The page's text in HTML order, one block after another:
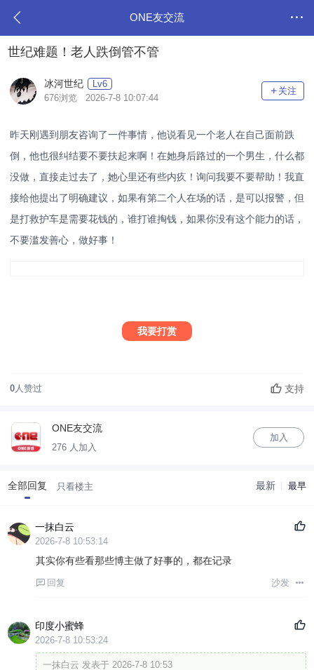
ONE友交流
世纪难题！老人跌倒管不管
冰河世纪
Lv6
676浏览 2026-7-8 10:07:44
关注
昨天刚遇到朋友咨询了一件事情，他说看见一个老人在自己面前跌
倒，他也很纠结要不要扶起来啊！在她身后路过的一个男生，什么都
没做，直接走过去了，她心里还有些内疚！询问我要不要帮助！我直
接给他提出了明确建议，如果有第二个人在场的话，是可以报警，但
是打救护车是需要花钱的，谁打谁掏钱，如果你没有这个能力的话，
不要滥发善心，做好事！
我要打赏
0人赞过 支持
ONE友交流
276 人加入
加入
全部回复 只看楼主 最新 最早
一抹白云
2026-7-8 10:53:14
其实你有些看那些博主做了好事的，都在记录
回复 沙发
印度小蜜蜂
2026-7-8 10:53:24
一抹白云 发表于 2026-7-8 10:53